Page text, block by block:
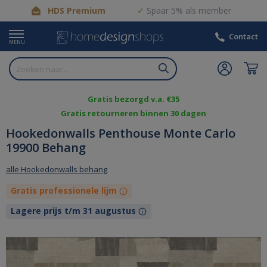
HDS Premium Spaar 5% als member
MENU
Contact
Gratis bezorgd v.a. €35
Gratis retourneren binnen 30 dagen
Hookedonwalls Penthouse Monte Carlo
19900 Behang
alle Hookedonwalls behang
Gratis professionele lijm
Lagere prijs t/m 31 augustus